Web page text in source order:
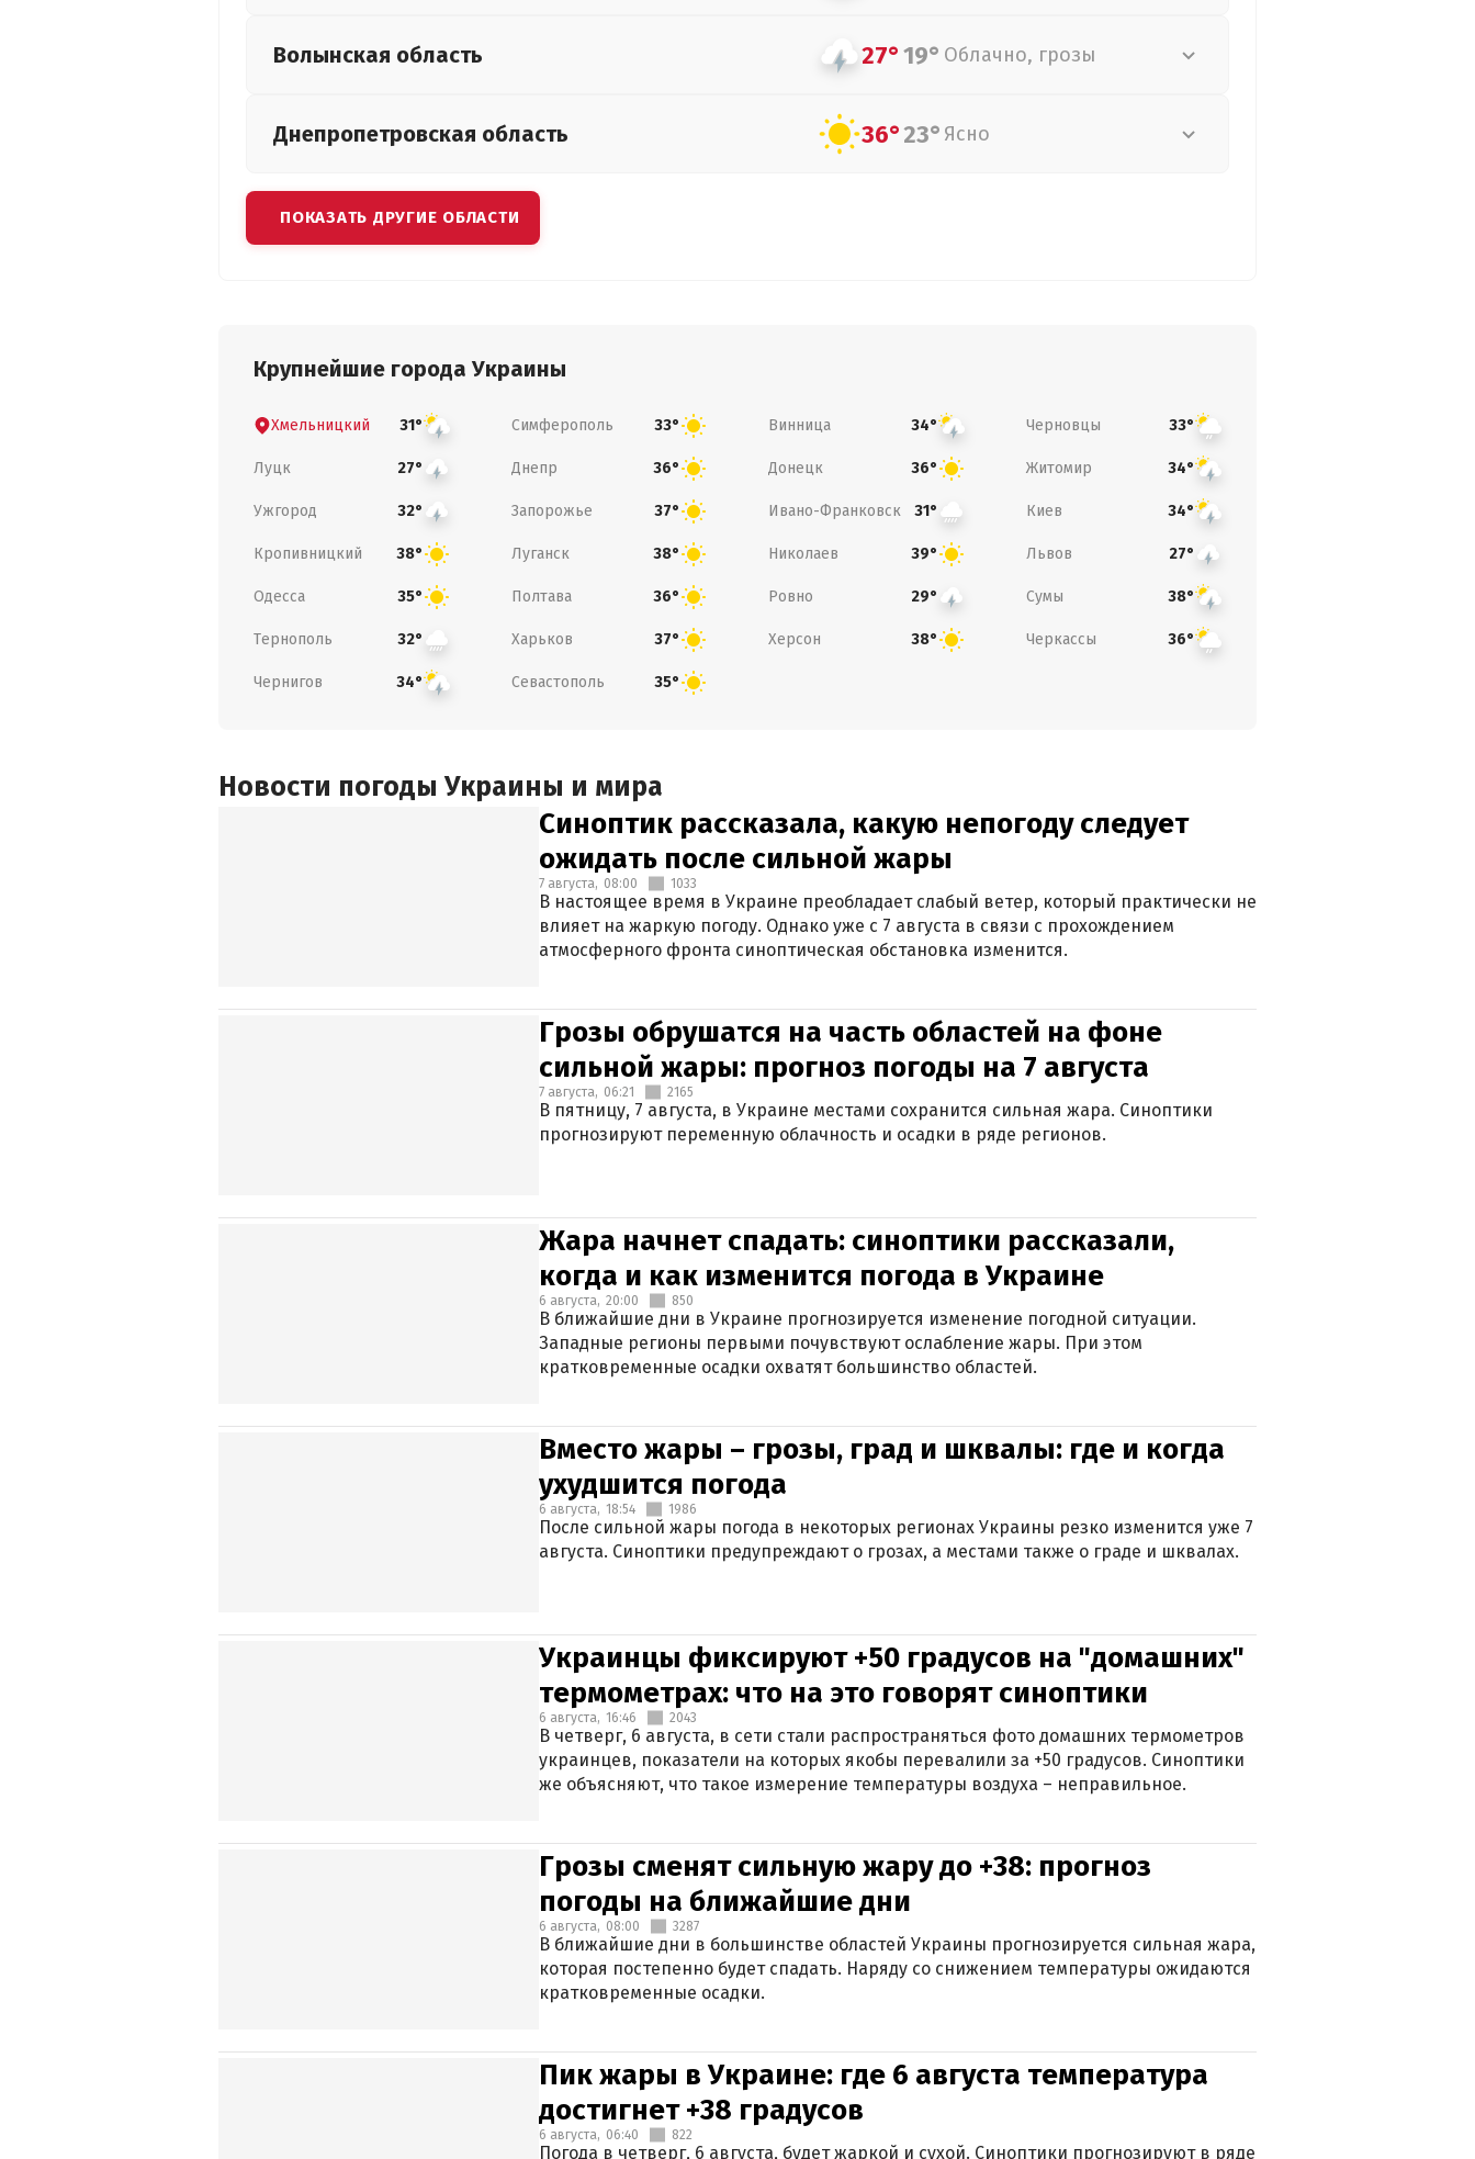
Волынская область 27°19° Облачно, грозы
Днепропетровская область 36°23° Ясно
ПОКАЗАТЬ ДРУГИЕ ОБЛАСТИ
Крупнейшие города Украины
Хмельницкий 31° Симферополь 33° Винница 34° Черновцы 33°
Луцк 27° Днепр 36° Донецк 36° Житомир 34°
Ужгород 32° Запорожье 37° Ивано-Франковск 31° Киев 34°
Кропивницкий 38° Луганск 38° Николаев 39° Львов 27°
Одесса 35° Полтава 36° Ровно 29° Сумы 38°
Тернополь 32° Харьков 37° Херсон 38° Черкассы 36°
Чернигов 34° Севастополь 35°
Новости погоды Украины и мира
Синоптик рассказала, какую непогоду следует
ожидать после сильной жары
7 августа, 08:00 1033
В настоящее время в Украине преобладает слабый ветер, который практически не
влияет на жаркую погоду. Однако уже с 7 августа в связи с прохождением
атмосферного фронта синоптическая обстановка изменится.
Грозы обрушатся на часть областей на фоне
сильной жары: прогноз погоды на 7 августа
7 августа, 06:21 2165
В пятницу, 7 августа, в Украине местами сохранится сильная жара. Синоптики
прогнозируют переменную облачность и осадки в ряде регионов.
Жара начнет спадать: синоптики рассказали,
когда и как изменится погода в Украине
6 августа, 20:00 850
В ближайшие дни в Украине прогнозируется изменение погодной ситуации.
Западные регионы первыми почувствуют ослабление жары. При этом
кратковременные осадки охватят большинство областей.
Вместо жары – грозы, град и шквалы: где и когда
ухудшится погода
6 августа, 18:54 1986
После сильной жары погода в некоторых регионах Украины резко изменится уже 7
августа. Синоптики предупреждают о грозах, а местами также о граде и шквалах.
Украинцы фиксируют +50 градусов на "домашних"
термометрах: что на это говорят синоптики
6 августа, 16:46 2043
В четверг, 6 августа, в сети стали распространяться фото домашних термометров
украинцев, показатели на которых якобы перевалили за +50 градусов. Синоптики
же объясняют, что такое измерение температуры воздуха – неправильное.
Грозы сменят сильную жару до +38: прогноз
погоды на ближайшие дни
6 августа, 08:00 3287
В ближайшие дни в большинстве областей Украины прогнозируется сильная жара,
которая постепенно будет спадать. Наряду со снижением температуры ожидаются
кратковременные осадки.
Пик жары в Украине: где 6 августа температура
достигнет +38 градусов
6 августа, 06:40 822
Погода в четверг, 6 августа, будет жаркой и сухой. Синоптики прогнозируют в ряде